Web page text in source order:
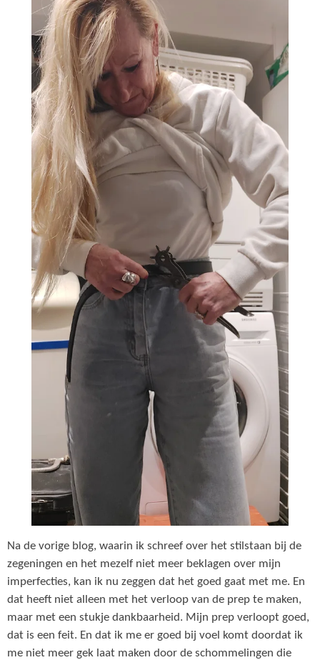
Na de vorige blog, waarin ik schreef over het stilstaan bij de
zegeningen en het mezelf niet meer beklagen over mijn
imperfecties, kan ik nu zeggen dat het goed gaat met me. En
dat heeft niet alleen met het verloop van de prep te maken,
maar met een stukje dankbaarheid. Mijn prep verloopt goed,
dat is een feit. En dat ik me er goed bij voel komt doordat ik
me niet meer gek laat maken door de schommelingen die